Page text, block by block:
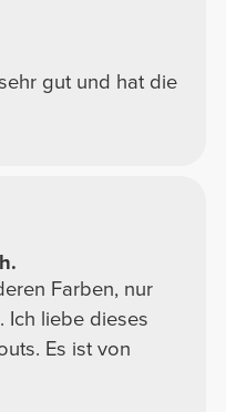
gut und hat die
Farben, nur
Ich liebe dieses
Es ist von